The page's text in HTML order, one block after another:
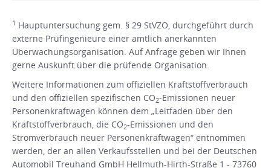
1 Hauptuntersuchung gem. § 29 StVZO, durchgeführt durch
externe Prüfingenieure einer amtlich anerkannten
Überwachungsorganisation. Auf Anfrage geben wir Ihnen
gerne Auskunft über die prüfende Organisation.
Weitere Informationen zum offiziellen Kraftstoffverbrauch
und den offiziellen spezifischen CO2-Emissionen neuer
Personenkraftwagen können dem „Leitfaden über den
Kraftstoffverbrauch, die CO2-Emissionen und den
Stromverbrauch neuer Personenkraftwagen“ entnommen
werden, der an allen Verkaufsstellen und bei der Deutschen
Automobil Treuhand GmbH Hellmuth-Hirth-Straße 1 - 73760